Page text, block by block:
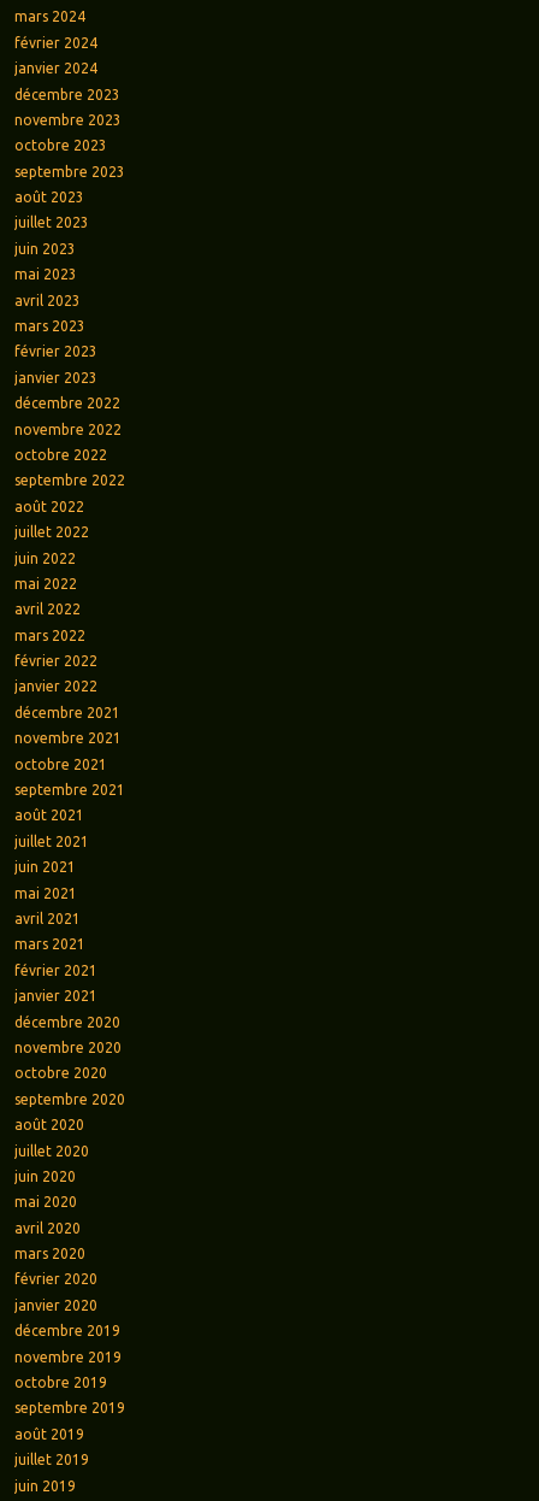
mars 2024
février 2024
janvier 2024
décembre 2023
novembre 2023
octobre 2023
septembre 2023
août 2023
juillet 2023
juin 2023
mai 2023
avril 2023
mars 2023
février 2023
janvier 2023
décembre 2022
novembre 2022
octobre 2022
septembre 2022
août 2022
juillet 2022
juin 2022
mai 2022
avril 2022
mars 2022
février 2022
janvier 2022
décembre 2021
novembre 2021
octobre 2021
septembre 2021
août 2021
juillet 2021
juin 2021
mai 2021
avril 2021
mars 2021
février 2021
janvier 2021
décembre 2020
novembre 2020
octobre 2020
septembre 2020
août 2020
juillet 2020
juin 2020
mai 2020
avril 2020
mars 2020
février 2020
janvier 2020
décembre 2019
novembre 2019
octobre 2019
septembre 2019
août 2019
juillet 2019
juin 2019